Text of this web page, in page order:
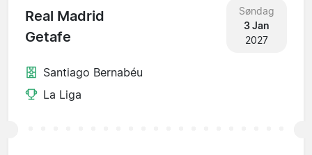
Real Madrid
Getafe
Søndag
3 Jan
2027
Santiago Bernabéu
La Liga